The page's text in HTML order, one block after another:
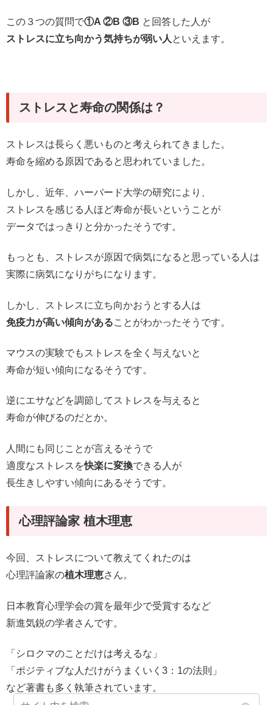
この３つの質問で①A ②B ③B と回答した人が
ストレスに立ち向かう気持ちが弱い人 といえます。
ストレスと寿命の関係は？
ストレスは長らく悪いものと考えられてきました。
寿命を縮める原因であると思われていました。
しかし、近年、ハーバード大学の研究により、
ストレスを感じる人ほど寿命が長いということが
データではっきりと分かったそうです。
もっとも、ストレスが原因で病気になると思っている人は
実際に病気になりがちになります。
しかし、ストレスに立ち向かおうとする人は
免疫力が高い傾向があることがわかったそうです。
マウスの実験でもストレスを全く与えないと
寿命が短い傾向になるそうです。
逆にエサなどを調節してストレスを与えると
寿命が伸びるのだとか。
人間にも同じことが言えるそうで
適度なストレスを快楽に変換できる人が
長生きしやすい傾向にあるそうです。
心理評論家 植木理恵
今回、ストレスについて教えてくれたのは
心理評論家の植木理恵さん。
日本教育心理学会の賞を最年少で受賞するなど
新進気鋭の学者さんです。
「シロクマのことだけは考えるな」
「ポジティブな人だけがうまくいく3：1の法則」
など著書も多く執筆されています。